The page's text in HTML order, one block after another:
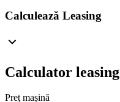
Calculează Leasing
Calculator leasing
Preț mașină